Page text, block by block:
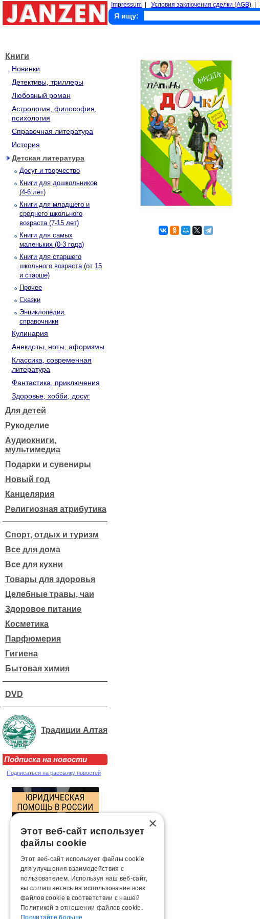
Impressum Условия заключения сделки (AGB)
Я ищу:
Книги
Новинки
Детективы, триллеры
Любовный роман
Астрология, философия,
психология
Справочная литература
История
Детская литература
Досуг и творчество
Книги для дошкольников
(4-6 лет)
Книги для младшего и
среднего школьного
возраста (7-15 лет)
Книги для самых
маленьких (0-3 года)
Книги для старшего
школьного возраста (от 15
и старше)
Прочее
Сказки
Энциклопедии,
справочники
Кулинария
Анекдоты, ноты, афоризмы
Классика, современная
литература
Фантастика, приключения
Здоровье, хобби, досуг
Для детей
Рукоделие
Аудиокниги,
мультимедиа
Подарки и сувениры
Новый год
Канцелярия
Религиозная атрибутика
Спорт, отдых и туризм
Все для дома
Все для кухни
Товары для здоровья
Целебные травы, чаи
Здоровое питание
Косметика
Парфюмерия
Гигиена
Бытовая химия
DVD
Традиции Алтая
Подписка на новости
Подписаться на рассылку новостей
×
Этот веб-сайт использует
файлы cookie
Этот веб-сайт использует файлы cookie
для улучшения взаимодействия с
пользователем. Используя наш веб-сайт,
вы соглашаетесь на использование всех
файлов cookie в соответствии с нашей
Политикой в ​​отношении файлов cookie.
Прочитайте больше